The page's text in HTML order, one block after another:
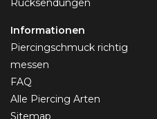
Rücksendungen
Informationen
Piercingschmuck richtig
messen
FAQ
Alle Piercing Arten
Sitemap